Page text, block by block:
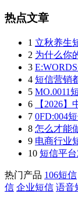
热点文章
1 立秋养生
2 为什么你
3
4 短信营销
5 MO.0011
6
【2026
7 0FD:004
8 怎么才能
9 电商行业
10 短信平
热门产品 106短信
信 企业短信 语音